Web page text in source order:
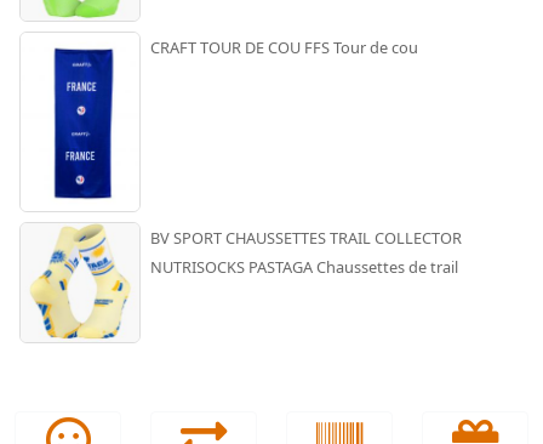
CRAFT TOUR DE COU FFS Tour de cou
BV SPORT CHAUSSETTES TRAIL COLLECTOR
NUTRISOCKS PASTAGA Chaussettes de trail